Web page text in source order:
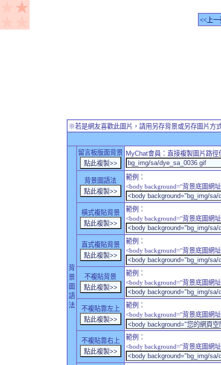
<<上一
※若是網友喜歡此圖片，請用另存背景或另存圖片方
背
景
圖
語
法
留言板版面背景 MyChat會員：直接複製圖片路
背景圖語法
範例：
<body background="背景底圖網
橫式複貼背景
範例：
<body background="背景底圖網
直式複貼背景
範例：
<body background="背景底圖網
不複貼背景
範例：
<body background="背景底圖網
不複貼靠左上
範例：
<body background="背景底圖網
不複貼靠右上
範例：
<body background="背景底圖網